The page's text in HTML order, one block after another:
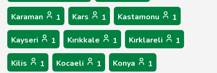
Karaman 1 Kars 1 Kastamonu 1
Kayseri 1 Kırıkkale 1 Kırklareli 1
Kilis 1 Kocaeli 1 Konya 1